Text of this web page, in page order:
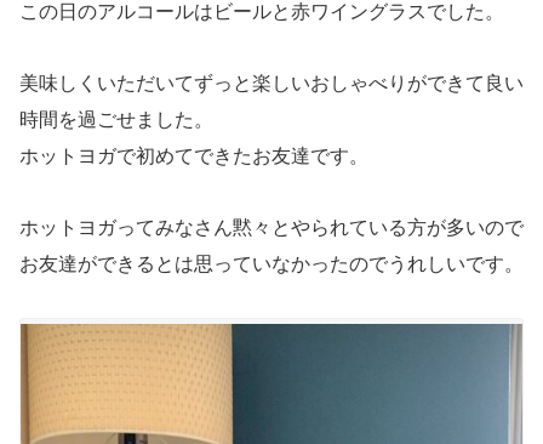
この日のアルコールはビールと赤ワイングラスでした。
美味しくいただいてずっと楽しいおしゃべりができて良い
時間を過ごせました。
ホットヨガで初めてできたお友達です。
ホットヨガってみなさん黙々とやられている方が多いので
お友達ができるとは思っていなかったのでうれしいです。